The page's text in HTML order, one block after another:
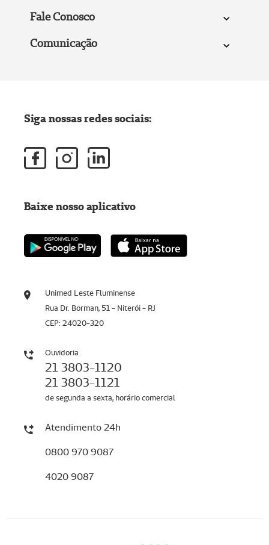
Fale Conosco
Comunicação
Unimed Leste Fluminense
Rua Dr. Borman, 51 - Niterói - RJ
CEP: 24020-320
Ouvidoria
21 3803-1120
21 3803-1121
de segunda a sexta, horário comercial
Atendimento 24h
0800 970 9087
4020 9087
Siga nossas redes sociais:
Baixe nosso aplicativo